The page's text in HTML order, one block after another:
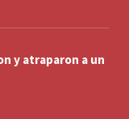
y atraparon a un